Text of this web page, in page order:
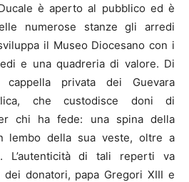
è aperto al pubblico ed è
numerose stanze gli arredi
il Museo Diocesano con i
e una quadreria di valore. Di
privata dei Guevara
che custodisce doni di
chi ha fede: una spina della
lembo della sua veste, oltre a
L’autenticità di tali reperti va
donatori, papa Gregori XIII e